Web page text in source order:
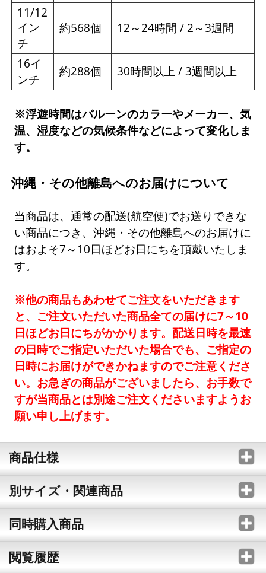
11/12
イン
チ
約568個 12～24時間 / 2～3週間
16イ
ンチ
約288個 30時間以上 / 3週間以上
※浮遊時間はバルーンのカラーやメーカー、気
温、湿度などの気候条件などによって変化しま
す。
沖縄・その他離島へのお届けについて
当商品は、通常の配送(航空便)でお送りできな
い商品につき、沖縄・その他離島へのお届けに
はおよそ7～10日ほどお日にちを頂戴いたしま
す。
※他の商品もあわせてご注文をいただきます
と、ご注文いただいた商品全ての届けに7～10
日ほどお日にちがかかります。配送日時を最速
の日時でご指定いただいた場合でも、ご指定の
日時にお届けができかねますのでご注意くださ
い。お急ぎの商品がございましたら、お手数で
すが当商品とは別途ご注文くださいますようお
願い申し上げます。
商品仕様
別サイズ・関連商品
同時購入商品
閲覧履歴